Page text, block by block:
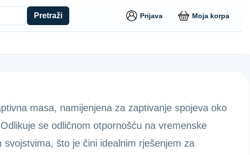
Pretraži Prijava Moja korpa
masa, namijenjena za zaptivanje spojeva oko
se odličnom otpornošću na vremenske
što je čini idealnim rješenjem za